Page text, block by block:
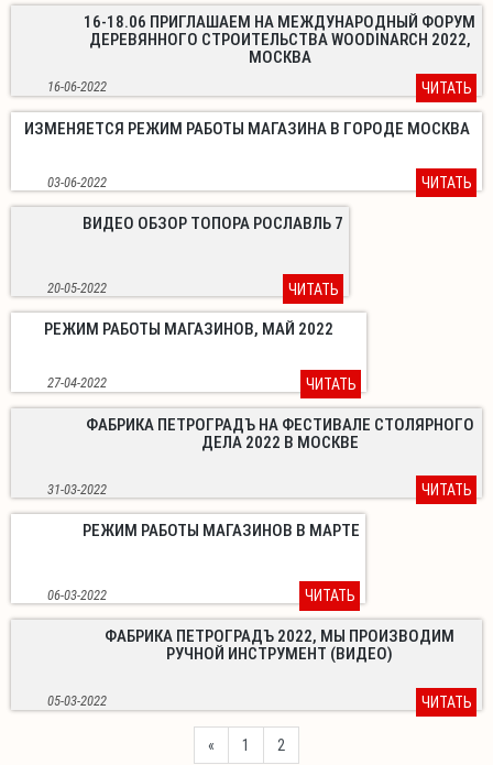
16-18.06 ПРИГЛАШАЕМ НА МЕЖДУНАРОДНЫЙ ФОРУМ
ДЕРЕВЯННОГО СТРОИТЕЛЬСТВА WOODINARCH 2022,
МОСКВА
16-06-2022 ЧИТАТЬ
ИЗМЕНЯЕТСЯ РЕЖИМ РАБОТЫ МАГАЗИНА В ГОРОДЕ МОСКВА
03-06-2022 ЧИТАТЬ
ВИДЕО ОБЗОР ТОПОРА РОСЛАВЛЬ 7
20-05-2022 ЧИТАТЬ
РЕЖИМ РАБОТЫ МАГАЗИНОВ, МАЙ 2022
27-04-2022 ЧИТАТЬ
ФАБРИКА ПЕТРОГРАДЪ НА ФЕСТИВАЛЕ СТОЛЯРНОГО
ДЕЛА 2022 В МОСКВЕ
31-03-2022 ЧИТАТЬ
РЕЖИМ РАБОТЫ МАГАЗИНОВ В МАРТЕ
06-03-2022 ЧИТАТЬ
ФАБРИКА ПЕТРОГРАДЪ 2022, МЫ ПРОИЗВОДИМ
РУЧНОЙ ИНСТРУМЕНТ (ВИДЕО)
05-03-2022 ЧИТАТЬ
« Previous
1 2